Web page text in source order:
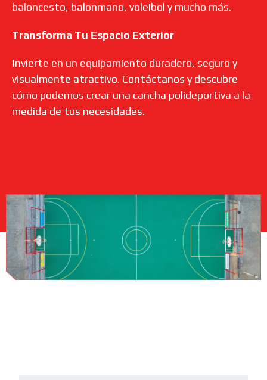
baloncesto, balonmano, voleibol y mucho más.
Transforma Tu Espacio Exterior
Invierte en un equipamiento duradero, seguro y
visualmente atractivo. Contáctanos y descubre
cómo podemos crear una cancha polideportiva a la
medida de tus necesidades.